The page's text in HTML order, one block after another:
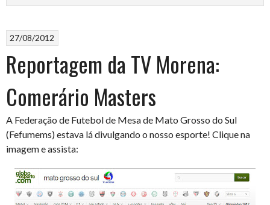
27/08/2012
Reportagem da TV Morena:
Comerário Masters
A Federação de Futebol de Mesa de Mato Grosso do Sul
(Fefumems) estava lá divulgando o nosso esporte! Clique na
imagem e assista: